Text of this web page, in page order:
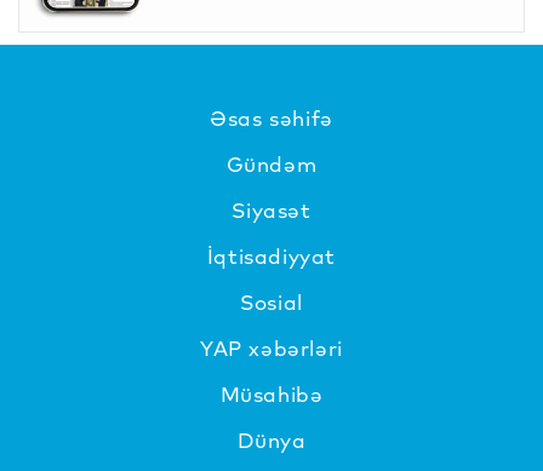
Əsas səhifə
Gündəm
Siyasət
İqtisadiyyat
Sosial
YAP xəbərləri
Müsahibə
Dünya